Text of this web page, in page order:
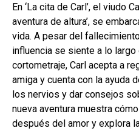
En ‘La cita de Carl’, el viudo
aventura de altura’, se
vida. A pesar del
influencia se siente a lo largo
cortometraje, Carl acepta a
amiga y cuenta con la ayuda
los nervios y dar consejos
nueva aventura muestra
después del amor y explora